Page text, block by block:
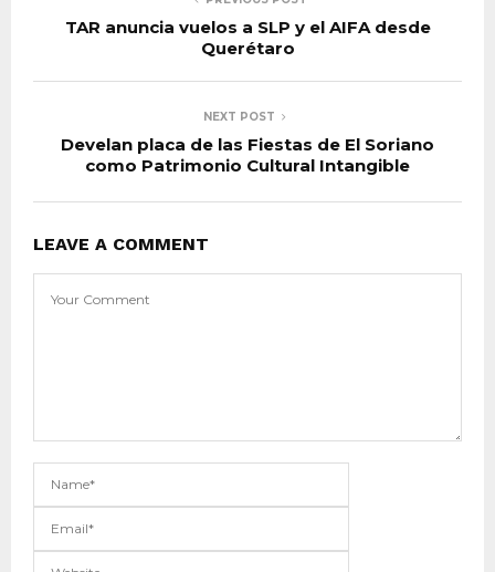
TAR anuncia vuelos a SLP y el AIFA desde
Querétaro
NEXT POST
Develan placa de las Fiestas de El Soriano
como Patrimonio Cultural Intangible
LEAVE A COMMENT